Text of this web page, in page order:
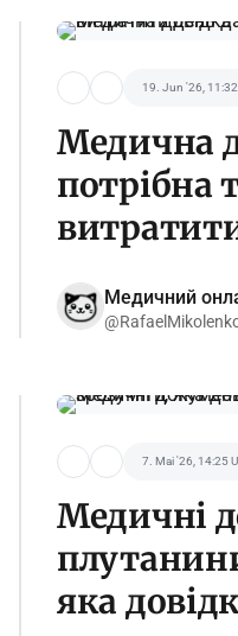
19. Jun '26,
Медична
потрібна
Медичний
7. Mai '26, 14:25
Медичні
яка